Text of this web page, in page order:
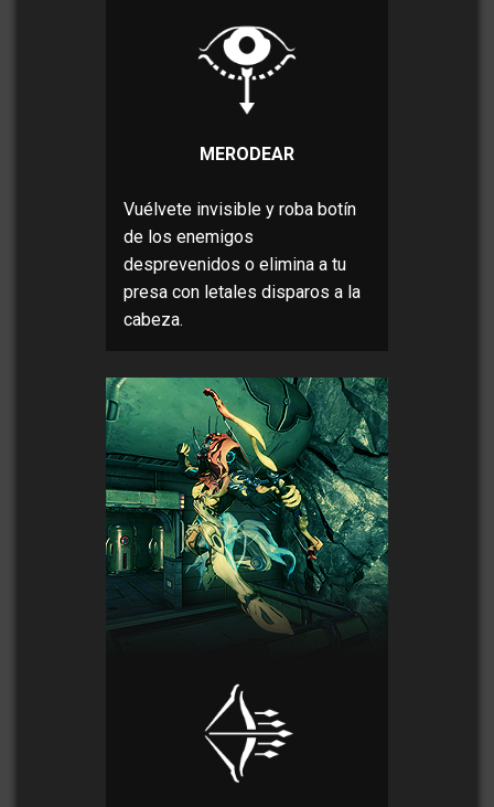
MERODEAR
Vuélvete invisible y roba botín
de los enemigos
desprevenidos o elimina a tu
presa con letales disparos a la
cabeza.